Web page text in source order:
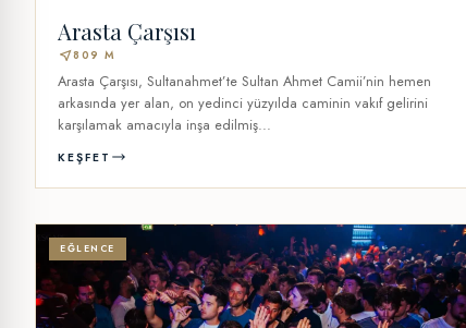
Arasta Çarşısı
near_me809 M
Arasta Çarşısı, Sultanahmet’te Sultan Ahmet Camii’nin hemen
arkasında yer alan, on yedinci yüzyılda caminin vakıf gelirini
karşılamak amacıyla inşa edilmiş...
KEŞFET
EĞLENCE